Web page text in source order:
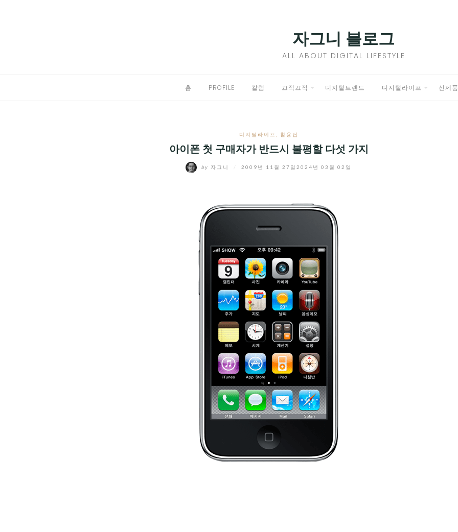
자그니 블로그
ALL ABOUT DIGITAL LIFESTYLE
홈 PROFILE 칼럼 끄적끄적 디지털트렌드 디지털라이프 신제품
디지털라이프 활용팁
아이폰 첫 구매자가 반드시 불평할 다섯 가지
by 자그니 2009년 11월 27일2024년 03월 02일
MENU
EXPAND